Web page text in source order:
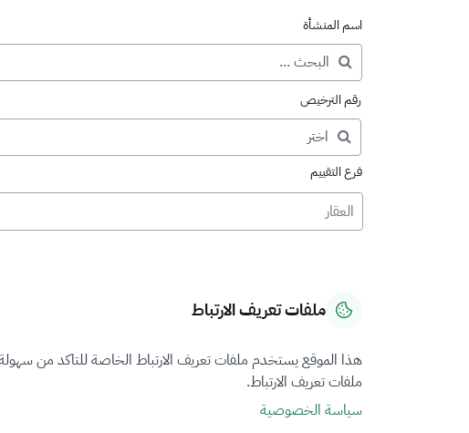
اسم المنشأة
رقم الترخيص
فرع التقييم
العقار
ملفات تعريف الارتباط
هذا الموقع يستخدم ملفات تعريف الارتباط الخاصة للتاكد من
ملفات تعريف الارتباط.
سياسة الخصوصية